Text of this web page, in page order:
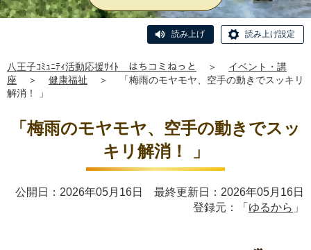
読み上げ 読み上げ設定
八王子ｺﾐｭﾆﾃｨ活動応援ｻｲﾄ はちコミねっと ＞
イベント・講
座
＞ 健康福祉 ＞
「梅雨のモヤモヤ、空手の動きでスッキリ
解消！ 」
「梅雨のモヤモヤ、空手の動きでスッ
キリ解消！ 」
公開日：2026年05月16日 最終更新日：2026年05月16日
登録元：「 ゆるから 」